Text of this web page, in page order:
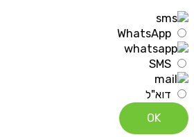
WhatsApp
SMS
דוא"ל
OK